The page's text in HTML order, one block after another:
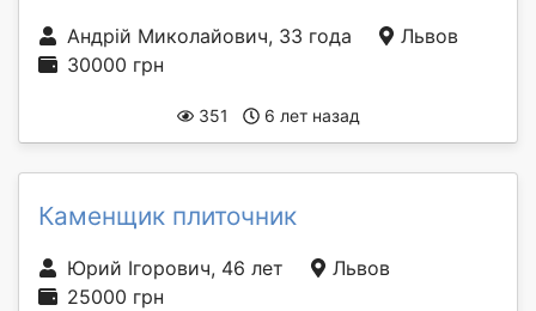
Андрій Миколайович, 33 года
Львов
30000 грн
351 6 лет назад
Каменщик плиточник
Юрий Ігорович, 46 лет
Львов
25000 грн